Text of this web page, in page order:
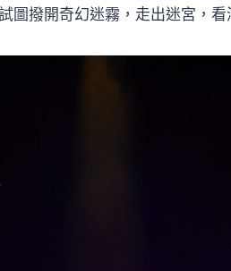
圖撥開奇幻迷霧，走出迷宮，看